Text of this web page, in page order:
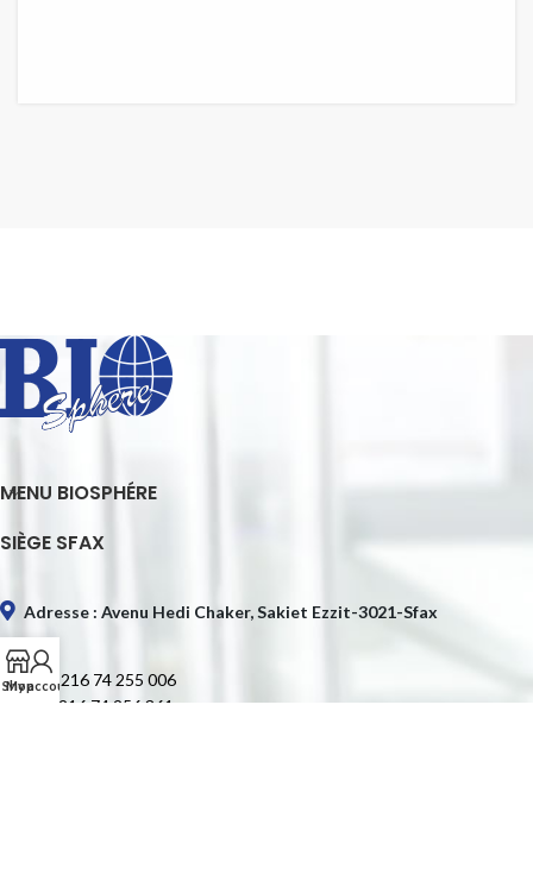
MENU BIOSPHÉRE
SIÈGE SFAX
Adresse : Avenu Hedi Chaker, Sakiet Ezzit-3021-Sfax
Tél. : +216 74 255 006
Fax : +216 74 256 361
Shop
My account